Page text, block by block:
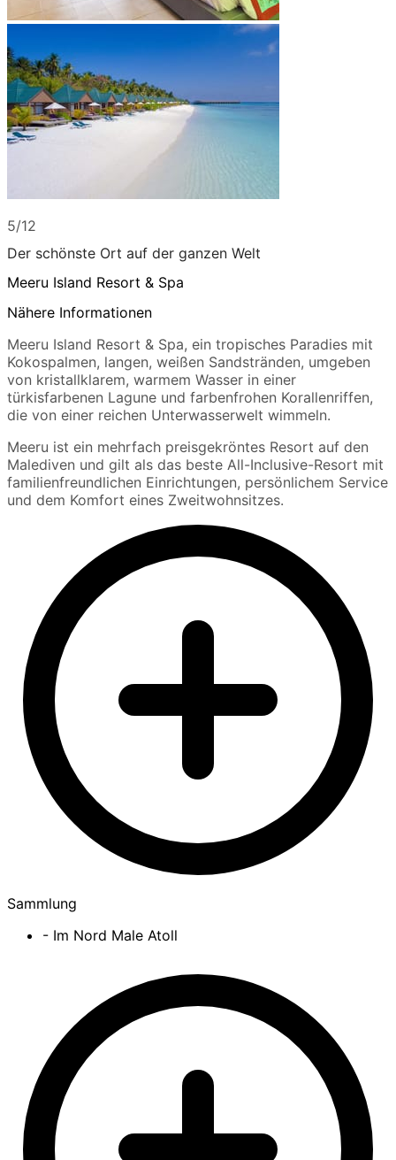
5/12
Der schönste Ort auf der ganzen Welt
Meeru Island Resort & Spa
Nähere Informationen
Meeru Island Resort & Spa, ein tropisches Paradies mit
Kokospalmen, langen, weißen Sandstränden, umgeben
von kristallklarem, warmem Wasser in einer
türkisfarbenen Lagune und farbenfrohen Korallenriffen,
die von einer reichen Unterwasserwelt wimmeln.
Meeru ist ein mehrfach preisgekröntes Resort auf den
Malediven und gilt als das beste All-Inclusive-Resort mit
familienfreundlichen Einrichtungen, persönlichem Service
und dem Komfort eines Zweitwohnsitzes.
Sammlung
- Im Nord Male Atoll